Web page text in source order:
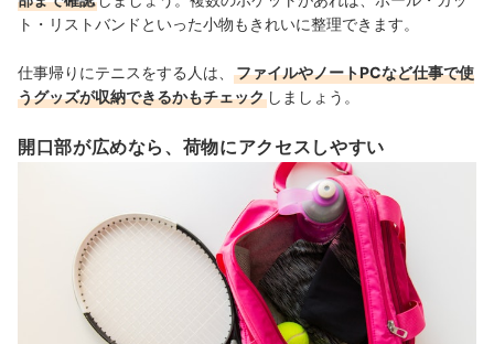
ト・リストバンドといった小物もきれいに整理できます。
仕事帰りにテニスをする人は、
ファイルやノートPCなど仕事で使
うグッズが収納できるかもチェック しましょう。
開口部が広めなら、荷物にアクセスしやすい